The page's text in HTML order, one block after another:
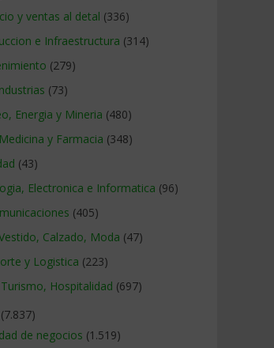
y ventas al detal (336)
e Infraestructura (314)
(279)
(73)
Energia y Mineria (480)
y Farmacia (348)
(43)
Electronica e Informatica (96)
(405)
Calzado, Moda (47)
y Logistica (223)
Hospitalidad (697)
(7.837)
de negocios (1.519)